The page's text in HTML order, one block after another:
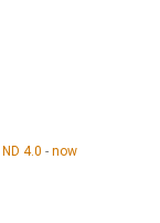
4.0 - now